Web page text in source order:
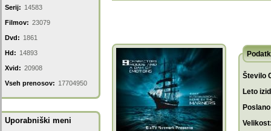
Serij: 14583
Filmov: 23079
Dvd: 1861
Hd: 14893
Xvid: 20908
Vseh prenosov: 17704950
Uporabniški meni
Število
Leto